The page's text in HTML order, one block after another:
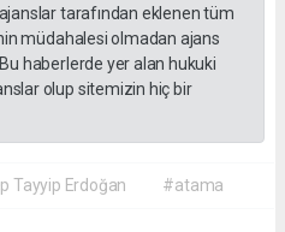
tarafından eklenen tüm
müdahalesi olmadan ajans
haberlerde yer alan hukuki
olup sitemizin hiç bir
Tayyip Erdoğan #atama